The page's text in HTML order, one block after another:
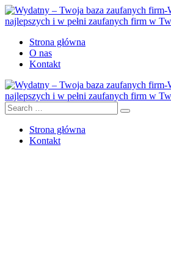
Strona główna
O nas
Kontakt
Strona główna
Kontakt